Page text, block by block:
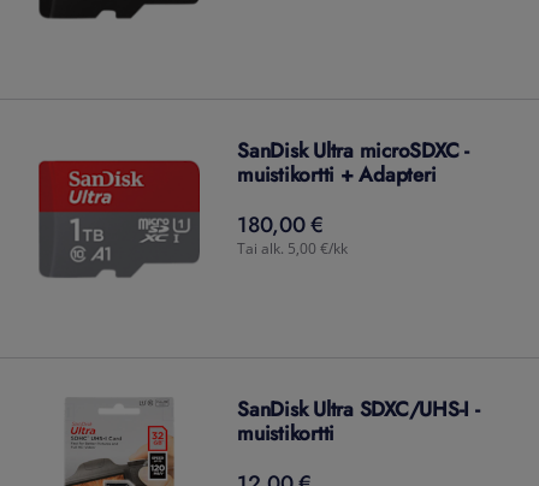
SanDisk Ultra microSDXC -
muistikortti + Adapteri
180,00 €
180,00€
Tai alk. 5,00 €/kk
SanDisk Ultra SDXC/UHS-I -
muistikortti
12,00 €